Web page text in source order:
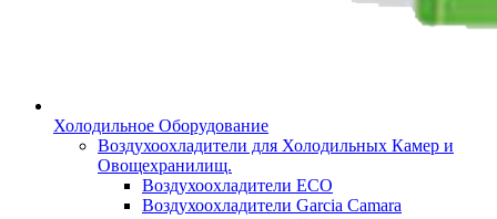
Холодильное Оборудование
Воздухоохладители для Холодильных Камер и
Овощехранилищ.
Воздухоохладители ECO
Воздухоохладители Garcia Camara